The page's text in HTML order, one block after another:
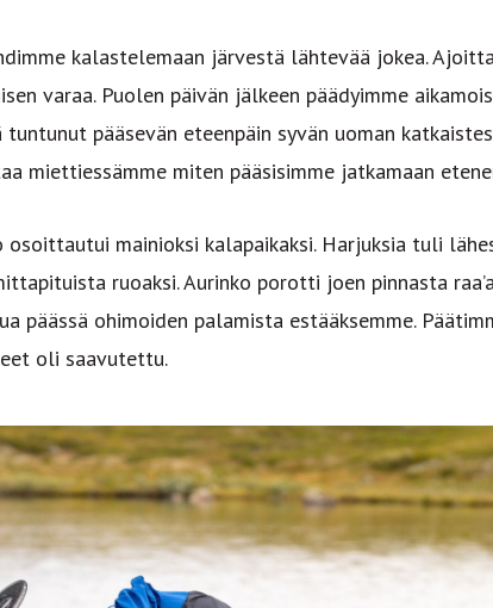
kalastelemaan järvestä lähtevää jokea.
varaa. Puolen päivän jälkeen päädyimme
pääsevän eteenpäin syvän uoman
miettiessämme miten pääsisimme jatkamaan
osoittautui mainioksi kalapaikaksi. Harjuksia tuli
ruoaksi. Aurinko porotti joen pinnasta
päässä ohimoiden palamista estääksemme.
oli saavutettu.